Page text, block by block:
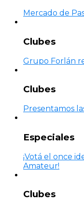
Mercado de
Clubes
Grupo Forlán
Clubes
Presentamos
Especiales
¡Votá el once
Amateur!
Clubes